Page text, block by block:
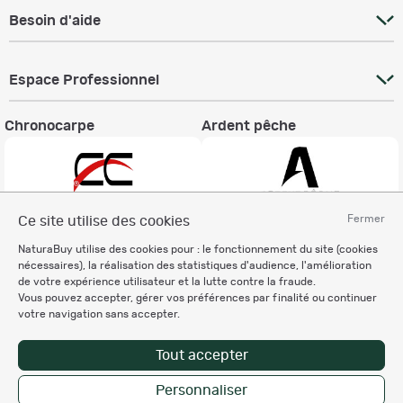
Fermer
Ce site utilise des cookies
NaturaBuy utilise des cookies pour : le fonctionnement du site (cookies
nécessaires), la réalisation des statistiques d'audience, l'amélioration
de votre expérience utilisateur et la lutte contre la fraude.
Vous pouvez accepter, gérer vos préférences par finalité ou continuer
votre navigation sans accepter.
Tout accepter
Personnaliser
équitablement le travail des artisans, et contribuer à la transmission
d'une tradition gastronomique landaise et atlantique vivante. Sur
Enregistrer la recherche
Besoin d'aide
Espace Professionnel
Chronocarpe Ardent pêche
Informations légales
Charte éthique
Mentions légales
Règlement & Conditions d'utilisation
des données personnelles
Personnalisation des cookies